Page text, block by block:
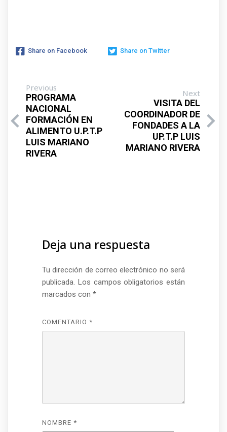
Share on Facebook Share on Twitter
Previous
PROGRAMA
NACIONAL
FORMACIÓN EN
ALIMENTO U.P.T.P
LUIS MARIANO
RIVERA
Next
VISITA DEL
COORDINADOR DE
FONDADES A LA
UP.T.P LUIS
MARIANO RIVERA
Deja una respuesta
Tu dirección de correo electrónico no será
publicada. Los campos obligatorios están
marcados con *
COMENTARIO *
NOMBRE *